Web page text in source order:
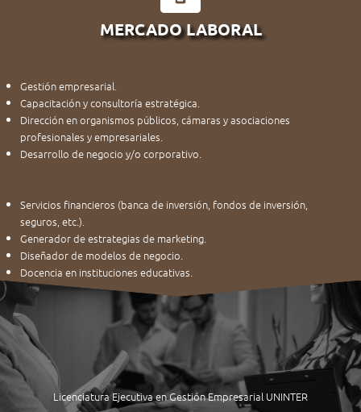
MERCADO LABORAL
Gestión empresarial.
Capacitación y consultoría estratégica.
Dirección en organismos públicos, cámaras y asociaciones
profesionales y empresariales.
Desarrollo de negocio y/o corporativo.
Servicios financieros (banca de inversión, fondos de inversión,
seguros, etc.).
Generador de estrategias de marketing.
Diseñador de modelos de negocio.
Docencia en instituciones educativas.
Licenciatura Ejecutiva en Gestión Empresarial UNINTER